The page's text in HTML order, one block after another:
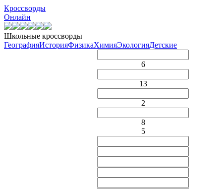
Кроссворды
Онлайн
Школьные кроссворды
ГеографияИсторияФизикаХимияЭкологияДетские
6
13
2
8
5